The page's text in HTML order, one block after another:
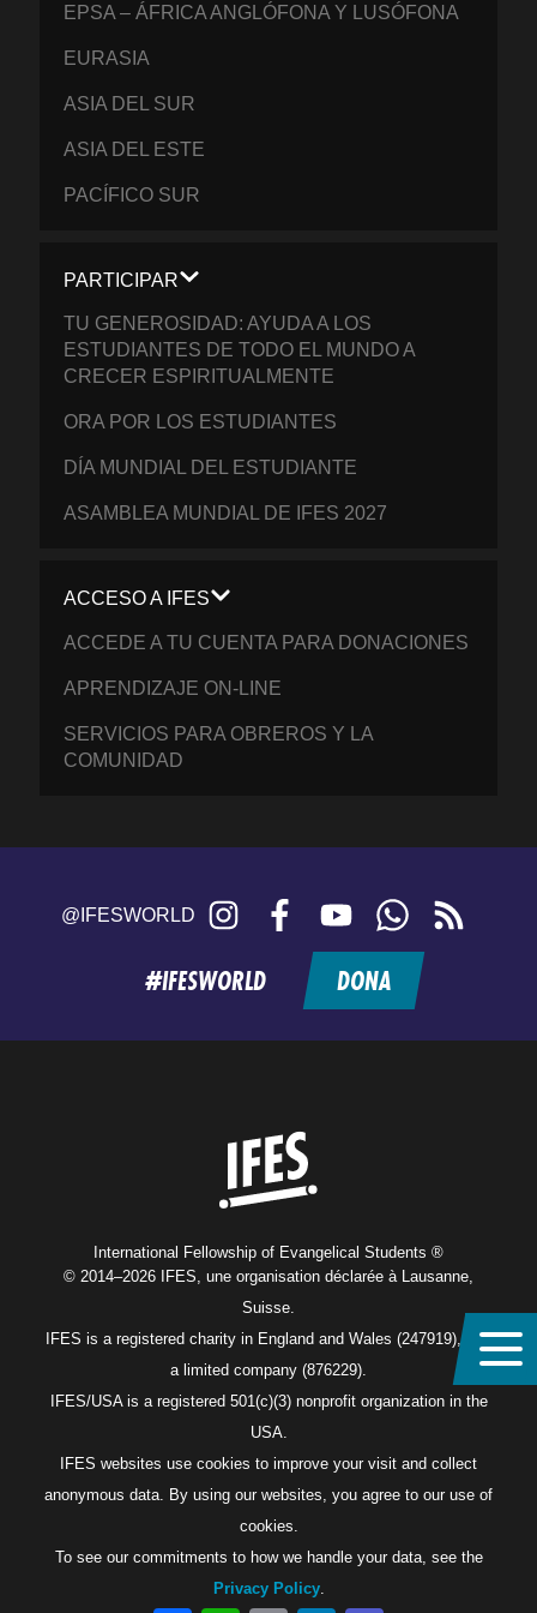
EPSA – ÁFRICA ANGLÓFONA Y LUSÓFONA
EURASIA
ASIA DEL SUR
ASIA DEL ESTE
PACÍFICO SUR
PARTICIPAR
TU GENEROSIDAD: AYUDA A LOS
ESTUDIANTES DE TODO EL MUNDO A
CRECER ESPIRITUALMENTE
ORA POR LOS ESTUDIANTES
DÍA MUNDIAL DEL ESTUDIANTE
ASAMBLEA MUNDIAL DE IFES 2027
ACCESO A IFES
ACCEDE A TU CUENTA PARA DONACIONES
APRENDIZAJE ON-LINE
SERVICIOS PARA OBREROS Y LA
COMUNIDAD
@IFESWORLD Instagram FacebookYouTubeWhatsApp
feed
#IFESWORLD DONA
International Fellowship of Evangelical Students ®
© 2014–2026 IFES, une organisation déclarée à Lausanne,
Suisse.
IFES is a registered charity in England and Wales (247919), and
a limited company (876229).
IFES/USA is a registered 501(c)(3) nonprofit organization in the
USA.
IFES websites use cookies to improve your visit and collect
anonymous data. By using our websites, you agree to our use of
cookies.
To see our commitments to how we handle your data, see the
Privacy Policy.